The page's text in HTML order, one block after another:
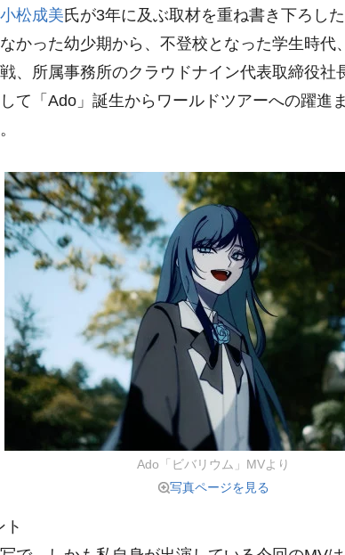
小松成美氏が3年に及ぶ取材を重ね書き下ろし
かった幼少期から、不登校となった学生時代
、所属事務所のクラウドナイン代表取締役社
て「Ado」誕生からワールドツアーへの躍進
Ado「ビバリウム」MVより
写真ページを見る
ト